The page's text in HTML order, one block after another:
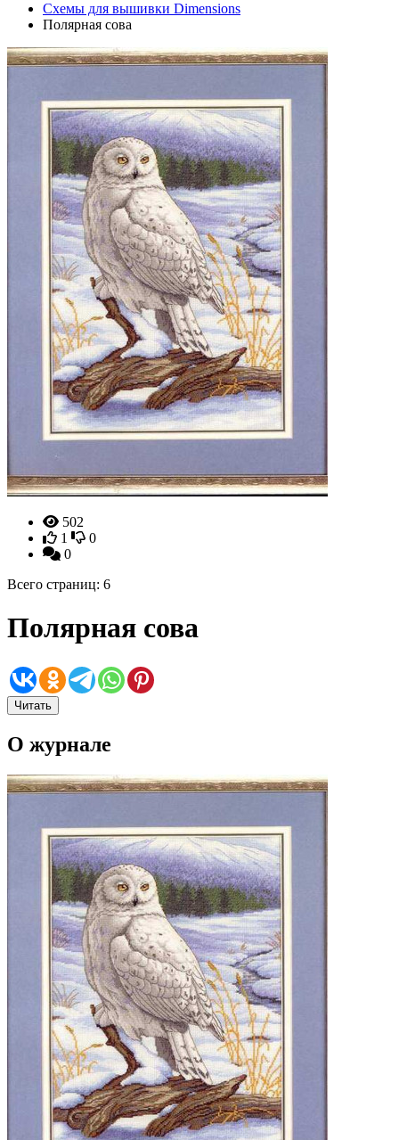
Схемы для вышивки Dimensions
Полярная сова
502
1
0
0
Всего страниц: 6
Полярная сова
Читать
О журнале